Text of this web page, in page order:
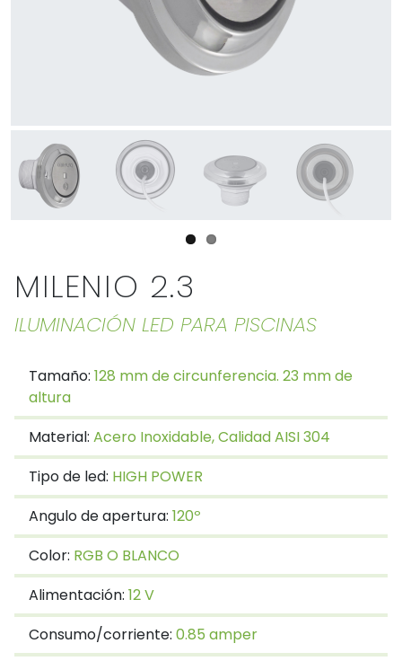
MILENIO 2.3
ILUMINACIÓN LED PARA PISCINAS
Tamaño: 128 mm de circunferencia. 23 mm de
altura
Material: Acero Inoxidable, Calidad AISI 304
Tipo de led: HIGH POWER
Angulo de apertura: 120º
Color: RGB O BLANCO
Alimentación: 12 V
Consumo/corriente: 0.85 amper